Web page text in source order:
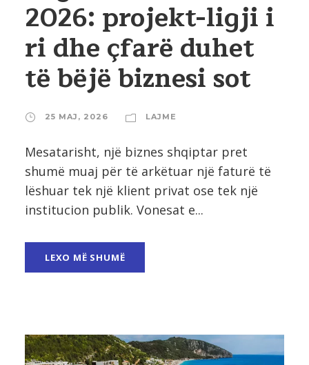
2026: projekt-ligji i
ri dhe çfarë duhet
të bëjë biznesi sot
25 MAJ, 2026 LAJME
Mesatarisht, një biznes shqiptar pret
shumë muaj për të arkëtuar një faturë të
lëshuar tek një klient privat ose tek një
institucion publik. Vonesat e...
LEXO MË SHUMË